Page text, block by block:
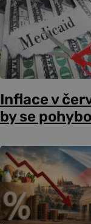
Inflace v
by se